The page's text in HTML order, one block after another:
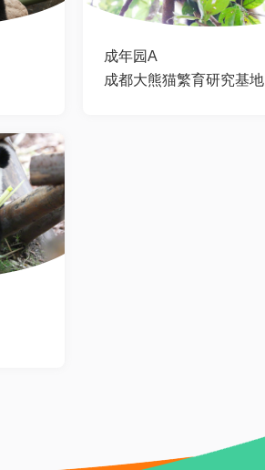
成年园A
成都大熊猫繁育研究基地